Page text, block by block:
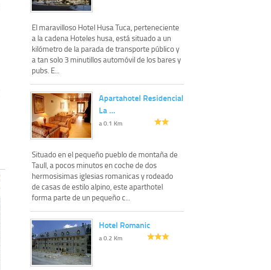
El maravilloso Hotel Husa Tuca, perteneciente
a la cadena Hoteles husa, está situado a un
kilómetro de la parada de transporte público y
a tan solo 3 minutillos automóvil de los bares y
pubs. E...
Apartahotel Residencial
La …
a 0.1 Km
Situado en el pequeño pueblo de montaña de
Taull, a pocos minutos en coche de dos
hermosisimas iglesias romanicas y rodeado
de casas de estilo alpino, este aparthotel
forma parte de un pequeño c...
Hotel Romanic
a 0.2 Km